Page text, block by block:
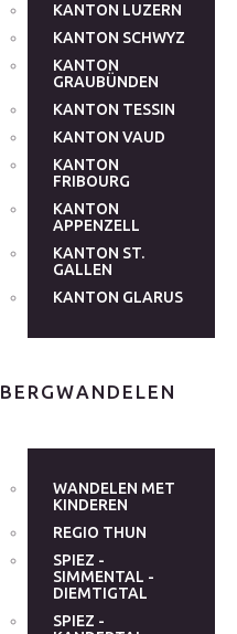
KANTON LUZERN
KANTON SCHWYZ
KANTON
GRAUBÜNDEN
KANTON TESSIN
KANTON VAUD
KANTON
FRIBOURG
KANTON
APPENZELL
KANTON ST.
GALLEN
KANTON GLARUS
BERGWANDELEN
WANDELEN MET
KINDEREN
REGIO THUN
SPIEZ -
SIMMENTAL -
DIEMTIGTAL
SPIEZ -